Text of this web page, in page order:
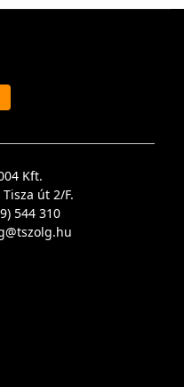
Kft.
út 2/F.
544 310